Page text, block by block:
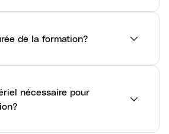
de la formation?
nécessaire pour